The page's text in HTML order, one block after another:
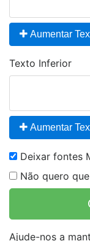
Aumentar
Texto Inferior
Aumentar
Deixar fontes
Não quero
Ajude-nos a